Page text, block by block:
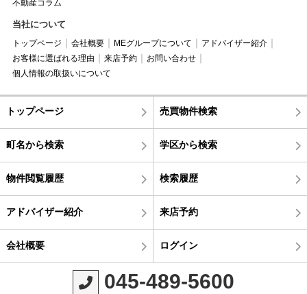
不動産コラム
当社について
トップページ 会社概要 MEグループについて
アドバイザー紹介
お客様に選ばれる理由
来店予約
お問い合わせ
個人情報の取扱いについて
トップページ 売買物件検索
町名から検索 学区から検索
物件閲覧履歴 検索履歴
アドバイザー紹介 来店予約
会社概要 ログイン
045-489-5600